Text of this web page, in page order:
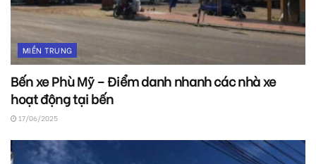
MIỀN TRUNG
Bến xe Phù Mỹ – Điểm danh nhanh các nhà xe
hoạt động tại bến
17/06/2025